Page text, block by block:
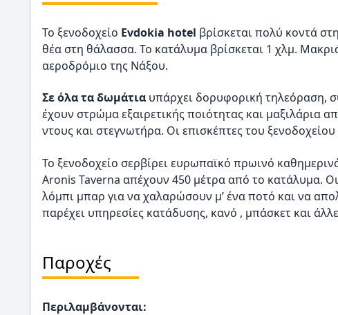
Το ξενοδοχείο Evdokia hotel βρίσκεται πολύ κοντά
θέα στη θάλασσα. Το κατάλυμα βρίσκεται 1 χλμ.
αεροδρόμιο της Νάξου.
Σε όλα τα δωμάτια υπάρχει δορυφορική τηλεόραση,
έχουν στρώμα εξαιρετικής ποιότητας και μαξιλάρια
ντους και στεγνωτήρα. Οι επισκέπτες του
Το ξενοδοχείο σερβίρει ευρωπαϊκό πρωινό
Aronis Taverna απέχουν 450 μέτρα από το κατάλυμα.
λόμπι μπαρ για να χαλαρώσουν μ’ ένα ποτό και να
παρέχει υπηρεσίες κατάδυσης, κανό , μπάσκετ και
Παροχές
Περιλαμβάνονται: